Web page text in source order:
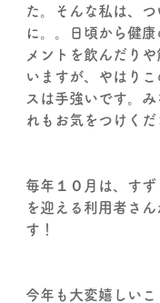
た。そんな私は、
に。。日頃から健康
メントを飲んだり
いますが、やはり
スは手強いです。
れもお気をつけくだ
毎年１０月は、すず
を迎える利用者さ
す！
今年も大変嬉しいこ